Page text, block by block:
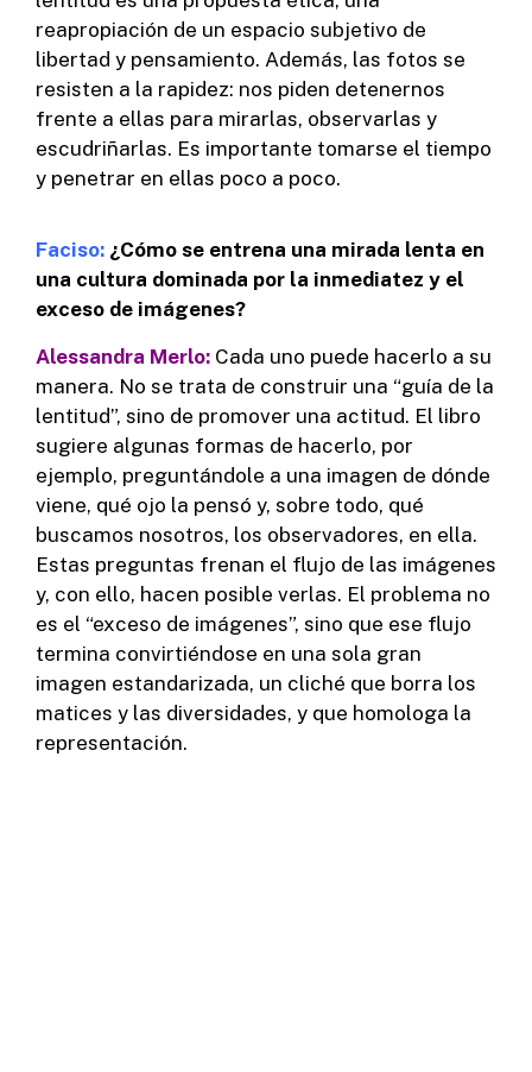
reapropiación de un espacio subjetivo de
libertad y pensamiento. Además, las fotos se
resisten a la rapidez: nos piden detenernos
frente a ellas para mirarlas, observarlas y
escudriñarlas. Es importante tomarse el tiempo
y penetrar en ellas poco a poco.
Faciso: ¿Cómo se entrena una mirada lenta en
una cultura dominada por la inmediatez y el
exceso de imágenes?
Alessandra Merlo: Cada uno puede hacerlo a su
manera. No se trata de construir una “guía de la
lentitud”, sino de promover una actitud. El libro
sugiere algunas formas de hacerlo, por
ejemplo, preguntándole a una imagen de dónde
viene, qué ojo la pensó y, sobre todo, qué
buscamos nosotros, los observadores, en ella.
Estas preguntas frenan el flujo de las imágenes
y, con ello, hacen posible verlas. El problema no
es el “exceso de imágenes”, sino que ese flujo
termina convirtiéndose en una sola gran
imagen estandarizada, un cliché que borra los
matices y las diversidades, y que homologa la
representación.